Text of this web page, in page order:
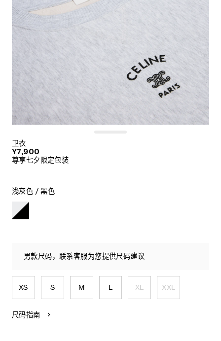
卫衣
¥7,900
尊享七夕限定包装
浅灰色 / 黑色
男款尺码，联系客服为您提供尺码建议
XS S M L XL XXL
尺码指南